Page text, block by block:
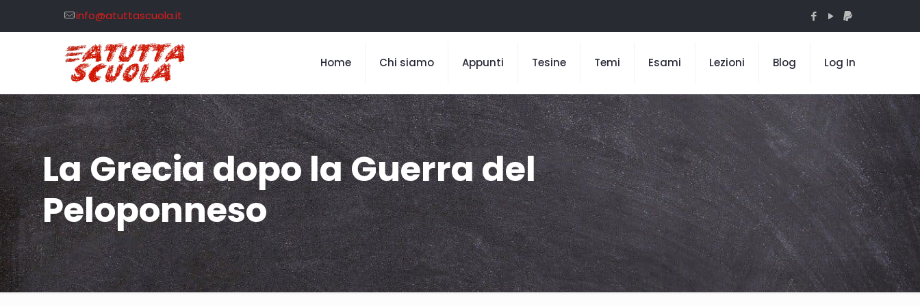
info@atuttascuola.it
Home Chi siamo Appunti Tesine Temi Esami Lezioni Blog Log In
La Grecia dopo la Guerra del
Peloponneso